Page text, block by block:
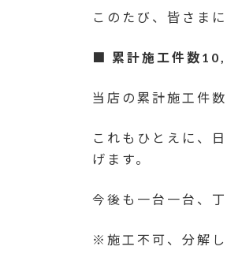
このたび、皆さま
■ 累計施工件数
当店の累計施工件
これもひとえに、
げます。
今後も一台一台、
※施工不可、分解